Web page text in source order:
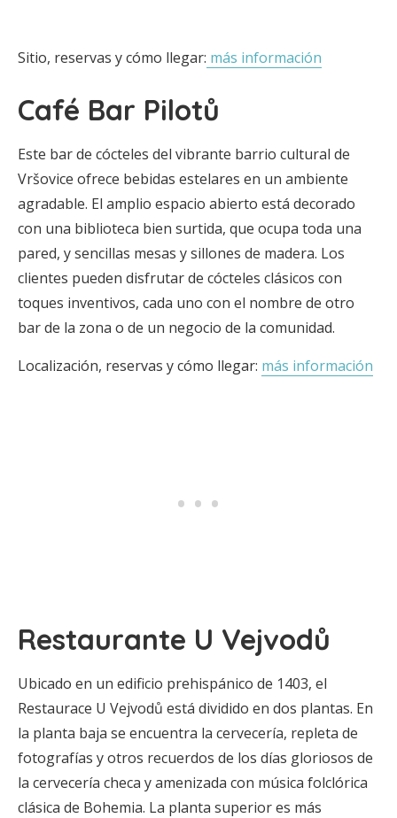
Sitio, reservas y cómo llegar: más información
Café Bar Pilotů
Este bar de cócteles del vibrante barrio cultural de
Vršovice ofrece bebidas estelares en un ambiente
agradable. El amplio espacio abierto está decorado
con una biblioteca bien surtida, que ocupa toda una
pared, y sencillas mesas y sillones de madera. Los
clientes pueden disfrutar de cócteles clásicos con
toques inventivos, cada uno con el nombre de otro
bar de la zona o de un negocio de la comunidad.
Localización, reservas y cómo llegar: más información
Restaurante U Vejvodů
Ubicado en un edificio prehispánico de 1403, el
Restaurace U Vejvodů está dividido en dos plantas. En
la planta baja se encuentra la cervecería, repleta de
fotografías y otros recuerdos de los días gloriosos de
la cervecería checa y amenizada con música folclórica
clásica de Bohemia. La planta superior es más